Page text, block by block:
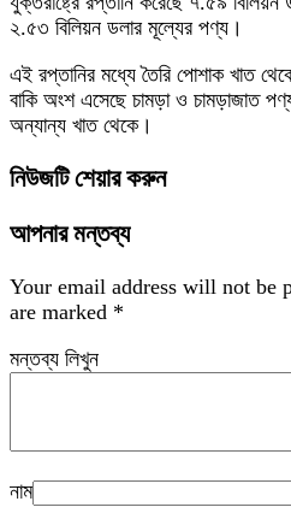
২.৫৩ বিলিয়ন ডলার মূল্যের পণ্য।
এই রপ্তানির মধ্যে তৈরি পোশাক খাত
বাকি অংশ এসেছে চামড়া ও চামড়াজাত
অন্যান্য খাত থেকে।
নিউজটি শেয়ার করুন
আপনার মন্তব্য
Your email address will not be
are marked *
মন্তব্য লিখুন
নাম